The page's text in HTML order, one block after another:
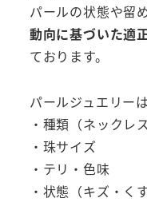
パールの状態や留
動向に基づいた適
ております。
パールジュエリーは
・種類（ネックレ
・珠サイズ
・テリ・色味
・状態（キズ・く